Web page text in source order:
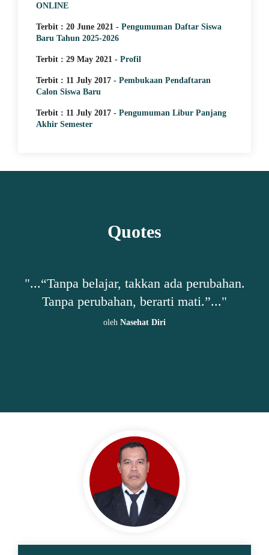
ONLINE
Terbit : 20 June 2021 - Pengumuman Daftar Siswa
Baru Tahun 2025-2026
Terbit : 29 May 2021 - Profil
Terbit : 11 July 2017 - Pembukaan Pendaftaran
Calon Siswa Baru
Terbit : 11 July 2017 - Pengumuman Libur Panjang
Akhir Semester
Quotes
"...“Tanpa belajar, takkan ada perubahan.
Tanpa perubahan, berarti mati.”..."
oleh Nasehat Diri